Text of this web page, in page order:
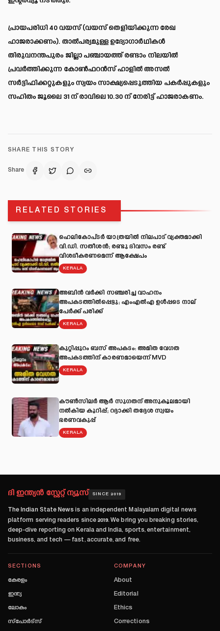
പ്രായപരിധി 40 വയസ് (വയസ് തെളിയിക്കുന്ന രേഖ
ഹാജരാക്കണം). താൽപര്യമുള്ള ഉദ്യോഗാർഥികൾ
തിരുവനന്തപുരം ജില്ലാ പഞ്ചായത്ത് രണ്ടാം നിലയിൽ
പ്രവർത്തിക്കുന്ന കോൺഫറൻസ് ഹാളിൽ അസൽ
സർട്ടിഫിക്കറ്റുകളും സ്വയം സാക്ഷ്യപ്പെടുത്തിയ പകർപ്പുകളും
സഹിതം ജൂലൈ 31 ന് രാവിലെ 10.30 ന് നേരിട്ട് ഹാജരാകണം.
SHARE THIS STORY
Share
RELATED STORIES
ഹെലികോപ്ടർ യാത്രയിൽ നിലപാട് വ്യക്തമാക്കി
വി.ഡി. സതീശൻ; രണ്ടു ദിവസം രണ്ട്
വിശദീകരണമെന്ന് ആക്ഷേപം
KERALA
അബിന്‍ വര്‍ക്കി സഞ്ചരിച്ച വാഹനം
അപകടത്തില്‍പ്പെട്ടു; എംഎല്‍എ ഉള്‍പ്പടെ നാല്
പേര്‍ക്ക് പരിക്ക്
KERALA
കുറ്റിപ്പുറം ബസ് അപകടം: അമിത വേഗത
അപകടത്തിന് കാരണമായെന്ന് MVD
KERALA
കൗൺസിലർ ആർ സുഗതന് അനുകൂലമായി
നല്‍കിയ കുറിപ്പ്; റദ്ദാക്കി തദ്ദേശ സ്വയം
ഭരണവകുപ്പ്
KERALA
ദി ഇന്ത്യൻ സ്റ്റേറ്റ് ന്യൂസ് SINCE 2019
The Indian State News is an independent Malayalam digital news
platform serving readers since 2019. We bring you breaking stories,
deep-dive reporting on Kerala and India, sports, entertainment,
business, and tech — fast, accurate, and free.
SECTIONS
കേരളം
ഇന്ത്യ
ലോകം
സ്പോർട്സ്
COMPANY
About
Editorial
Ethics
Corrections